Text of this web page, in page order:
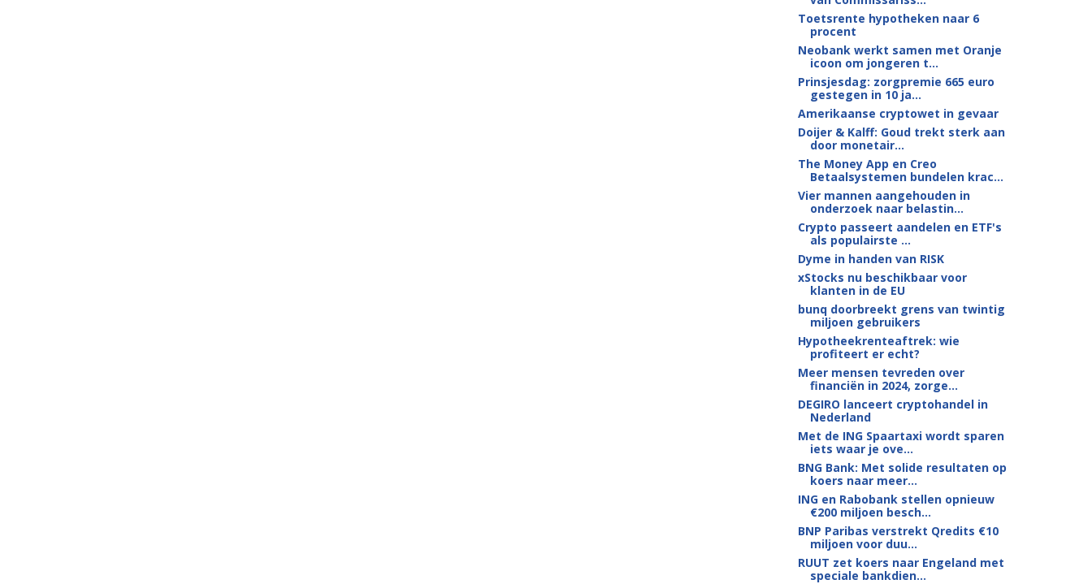
Toetsrente hypotheken naar 6
procent
Neobank werkt samen met Oranje
icoon om jongeren t...
Prinsjesdag: zorgpremie 665 euro
gestegen in 10 ja...
Amerikaanse cryptowet in gevaar
Doijer & Kalff: Goud trekt sterk aan
door monetair...
The Money App en Creo
Betaalsystemen bundelen krac...
Vier mannen aangehouden in
onderzoek naar belastin...
Crypto passeert aandelen en ETF's
als populairste ...
Dyme in handen van RISK
xStocks nu beschikbaar voor
klanten in de EU
bunq doorbreekt grens van twintig
miljoen gebruikers
Hypotheekrenteaftrek: wie
profiteert er echt?
Meer mensen tevreden over
financiën in 2024, zorge...
DEGIRO lanceert cryptohandel in
Nederland
Met de ING Spaartaxi wordt sparen
iets waar je ove...
BNG Bank: Met solide resultaten op
koers naar meer...
ING en Rabobank stellen opnieuw
€200 miljoen besch...
BNP Paribas verstrekt Qredits €10
miljoen voor duu...
RUUT zet koers naar Engeland met
speciale bankdien...